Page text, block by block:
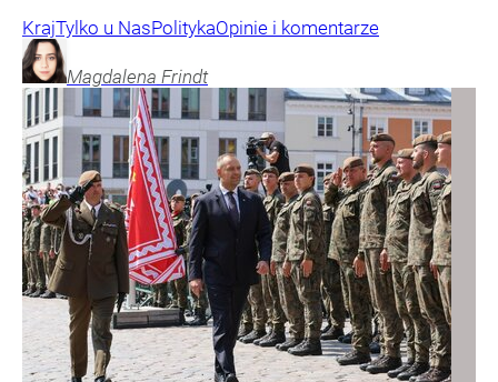
KrajTylko u NasPolitykaOpinie i komentarze
Magdalena Frindt